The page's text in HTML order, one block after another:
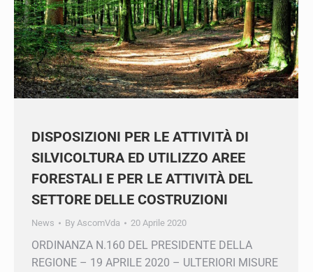
SILVICOLTURA ED UTILIZZO AREE
FORESTALI E PER LE ATTIVITÀ DEL
SETTORE DELLE COSTRUZIONI
News ByAscomVda 20 Aprile 2020
ORDINANZA N.160 DEL PRESIDENTE DELLA
REGIONE – 19 APRILE 2020 – ULTERIORI
MISURE PER LA PREVENZIONE E GESTIONE